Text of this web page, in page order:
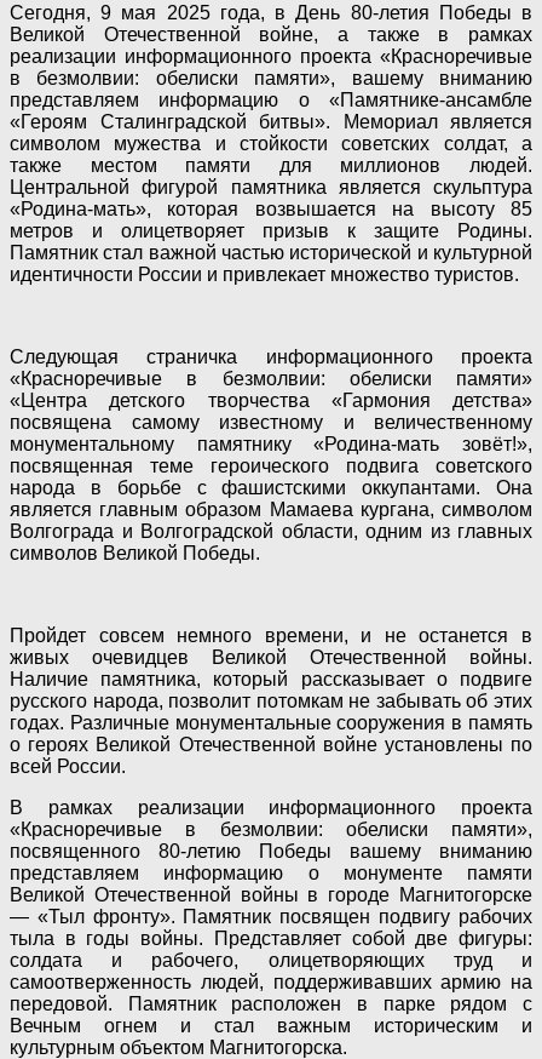
Сегодня, 9 мая 2025 года, в День 80-летия Победы в
Великой Отечественной войне, а также в рамках
реализации информационного проекта «Красноречивые
в безмолвии: обелиски памяти», вашему вниманию
представляем информацию о «Памятнике-ансамбле
«Героям Сталинградской битвы». Мемориал является
символом мужества и стойкости советских солдат, а
также местом памяти для миллионов людей.
Центральной фигурой памятника является скульптура
«Родина-мать», которая возвышается на высоту 85
метров и олицетворяет призыв к защите Родины.
Памятник стал важной частью исторической и культурной
идентичности России и привлекает множество туристов.
Следующая страничка информационного проекта
«Красноречивые в безмолвии: обелиски памяти»
«Центра детского творчества «Гармония детства»
посвящена самому известному и величественному
монументальному памятнику «Родина-мать зовёт!»,
посвященная теме героического подвига советского
народа в борьбе с фашистскими оккупантами. Она
является главным образом Мамаева кургана, символом
Волгограда и Волгоградской области, одним из главных
символов Великой Победы.
Пройдет совсем немного времени, и не останется в
живых очевидцев Великой Отечественной войны.
Наличие памятника, который рассказывает о подвиге
русского народа, позволит потомкам не забывать об этих
годах. Различные монументальные сооружения в память
о героях Великой Отечественной войне установлены по
всей России.
В рамках реализации информационного проекта
«Красноречивые в безмолвии: обелиски памяти»,
посвященного 80-летию Победы вашему вниманию
представляем информацию о монументе памяти
Великой Отечественной войны в городе Магнитогорске
— «Тыл фронту». Памятник посвящен подвигу рабочих
тыла в годы войны. Представляет собой две фигуры:
солдата и рабочего, олицетворяющих труд и
самоотверженность людей, поддерживавших армию на
передовой. Памятник расположен в парке рядом с
Вечным огнем и стал важным историческим и
культурным объектом Магнитогорска.